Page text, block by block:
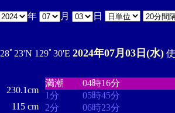
年 月 日
28ﾟ23'N 129ﾟ30'E 2024年07月03日(水)
230.1cm
115 cm
満潮
04時16分
1分
05時45分
2分
06時23分